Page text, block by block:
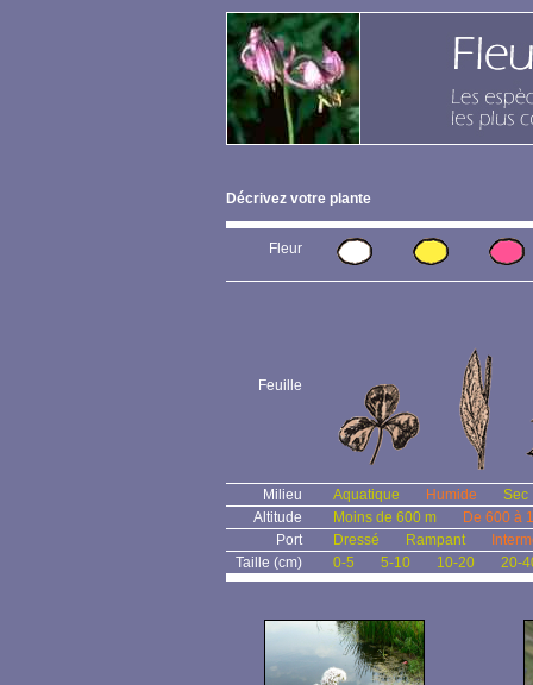
Décrivez votre plante
Fleur
Feuille
Milieu Aquatique Humide
Sec
Altitude
Moins de 600 m
De 600 à
Port
Dressé Rampant
Taille (cm)
0-5 5-10 10-20 20-